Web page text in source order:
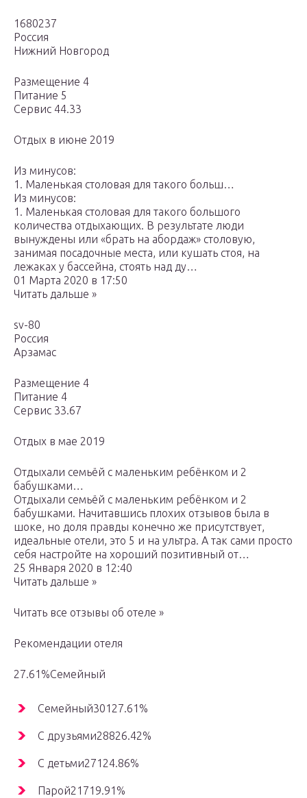
1680237
Россия
Нижний Новгород
Размещение 4
Питание 5
Сервис 44.33
Отдых в июне 2019
Из минусов:
1. Маленькая столовая для такого больш…
Из минусов:
1. Маленькая столовая для такого большого
количества отдыхающих. В результате люди
вынуждены или «брать на абордаж» столовую,
занимая посадочные места, или кушать стоя, на
лежаках у бассейна, стоять над ду…
01 Марта 2020 в 17:50
Читать дальше »
sv-80
Россия
Арзамас
Размещение 4
Питание 4
Сервис 33.67
Отдых в мае 2019
Отдыхали семьёй с маленьким ребёнком и 2
бабушками…
Отдыхали семьёй с маленьким ребёнком и 2
бабушками. Начитавшись плохих отзывов была в
шоке, но доля правды конечно же присутствует,
идеальные отели, это 5 и на ультра. А так сами просто
себя настройте на хороший позитивный от…
25 Января 2020 в 12:40
Читать дальше »
Читать все отзывы об отеле »
Рекомендации отеля
27.61%Семейный
Семейный30127.61%
С друзьями28826.42%
С детьми27124.86%
Парой21719.91%